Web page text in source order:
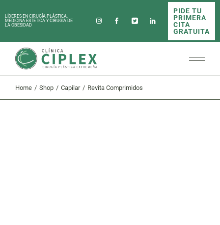
to
theLÍDERES EN CIRUGÍA PLÁSTICA,
MEDICINA ESTÉTICA Y CIRUGÍA DE
LA OBESIDAD
PIDE TU
PRIMERA
CITA
GRATUITA
Home Shop Capilar Revita Comprimidos